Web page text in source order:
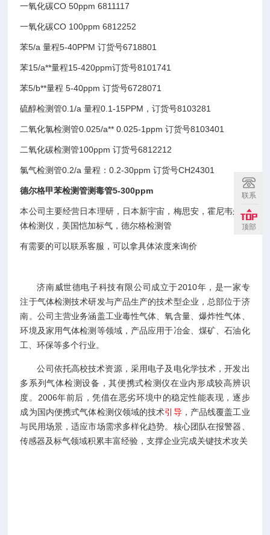
一氧化碳CO 50ppm 6811117
一氧化碳CO 100ppm 6812252
苯5/a 量程5-40PPM 订货号6718801
苯15/a**量程15-420ppm订货号8101741
苯5/b**量程 5-40ppm 订货号6728071
硫醇检测管0.1/a 量程0.1-15PPM，订货号8103281
二氧化氯检测管0.025/a** 0.025-1ppm 订货号8103401
二氧化碳检测管100ppm 订货号6812212
氯气检测管0.2/a 量程：0.2-30ppm 订货号CH24301
德尔格甲苯检测管测毒管5-300ppm
本公司主要经营日本理研，日本新宇宙，梅思安，霍尼韦尔气
体检测仪，美国恺加标气，德尔格检测管
有需要的可以联系客服，可以拿具体浓度来询价
济南威世德电子科技有限公司成立于2010年，是一家专
注于气体检测技术研发与产品生产的技术型企业，总部位于济
南。公司主营业务涵盖工业毒性气体、氧含量、 爆炸性气体
环境及家用气体检测等领域，产品应用于冶金 煤矿 、石油化
工 、环保等多个行业。
公司依托高校技术资源，采用电子及电化学技术，开发出
多系列气体检测设备，其便携式检测仪在业内形成较高辨识
度。2006年前后，凭借在恶劣环境中的稳定性能表现，逐步
成为国内便携式气体检测仪领域的技术引导 ，产品线覆盖工业
与民用场景，适应市场需求多样化趋势。核心团队在报警器
传感器及标气领域积累丰富经验，支撑企业完成关键技术攻关
联系
顶部